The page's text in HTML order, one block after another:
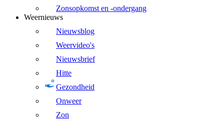
Zonsopkomst en -ondergang
Weernieuws
Nieuwsblog
Weervideo's
Nieuwsbrief
Hitte
Gezondheid
Onweer
Zon